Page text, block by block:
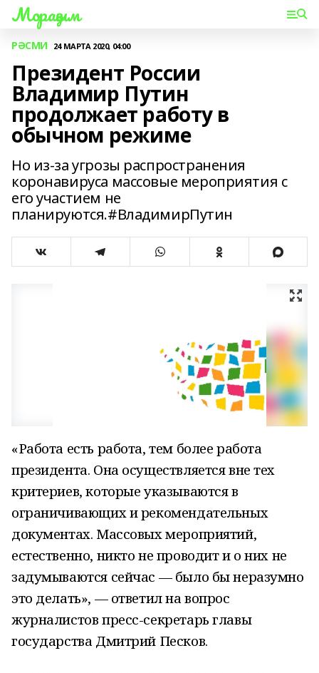
Мораҙым
РӘСМИ 24 МАРТА 2020, 04:00
Президент России
Владимир Путин
продолжает работу в
обычном режиме
Но из-за угрозы распространения
коронавируса массовые мероприятия с
его участием не
планируются.#ВладимирПутин
«Работа есть работа, тем более работа
президента. Она осуществляется вне тех
критериев, которые указываются в
ограничивающих и рекомендательных
документах. Массовых мероприятий,
естественно, никто не проводит и о них не
задумываются сейчас — было бы неразумно
это делать», — ответил на вопрос
журналистов пресс-секретарь главы
государства Дмитрий Песков.